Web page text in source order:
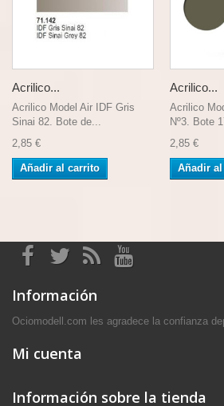
Acrilico...
Acrilico Model Air IDF Gris
Sinai 82. Bote de...
2,85 €
Añadir al carrito
Acrilico...
Acrilico
Nº3. Bote
2,85 €
Añadir
Información
Ociomodell.com les agradece la confianza
Mi cuenta
Información sobre la tienda